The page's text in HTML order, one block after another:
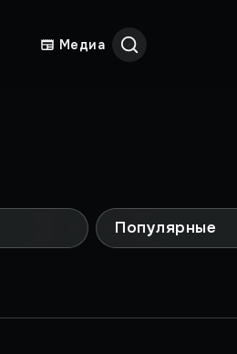
Медиа
Популярные